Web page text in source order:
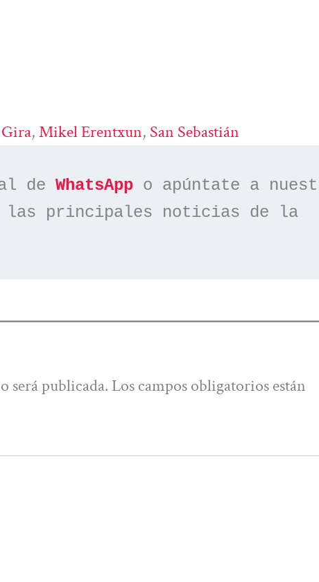
Gira, Mikel Erentxun, San Sebastián
de WhatsApp
principales noticias de la
será publicada. Los campos obligatorios están